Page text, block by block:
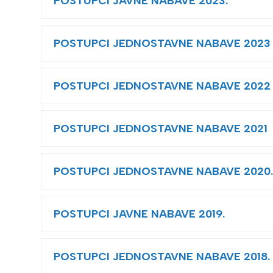
POSTUPCI JEDNOSTAVNE NABAVE 2023
POSTUPCI JEDNOSTAVNE NABAVE 2022
POSTUPCI JEDNOSTAVNE NABAVE 2021
POSTUPCI JEDNOSTAVNE NABAVE 2020.
POSTUPCI JAVNE NABAVE 2019.
POSTUPCI JEDNOSTAVNE NABAVE 2018.